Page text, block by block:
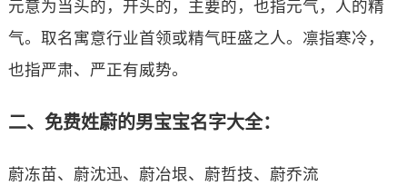
元意为当头的，开头的，主要的，也指元气，人的精
气。取名寓意行业首领或精气旺盛之人。凛指寒冷，
也指严肃、严正有威势。
二、免费姓蔚的男宝宝名字大全：
蔚冻苗、蔚沈迅、蔚冶垠、蔚哲技、蔚乔流